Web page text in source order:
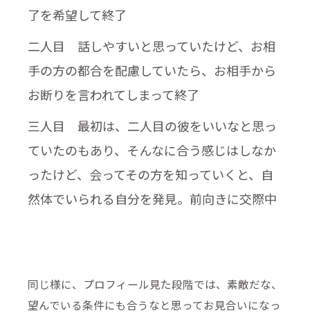
了を希望して終了
二人目 話しやすいと思っていたけど、お相
手の方の都合を配慮していたら、お相手から
お断りを言われてしまって終了
三人目 最初は、二人目の彼をいいなと思っ
ていたのもあり、そんなに合う感じはしなか
ったけど、会ってその方を知っていくと、自
然体でいられる自分を発見。前向きに交際中
同じ様に、プロフィール見た段階では、素敵だな、
望んでいる条件にも合うなと思ってお見合いになっ